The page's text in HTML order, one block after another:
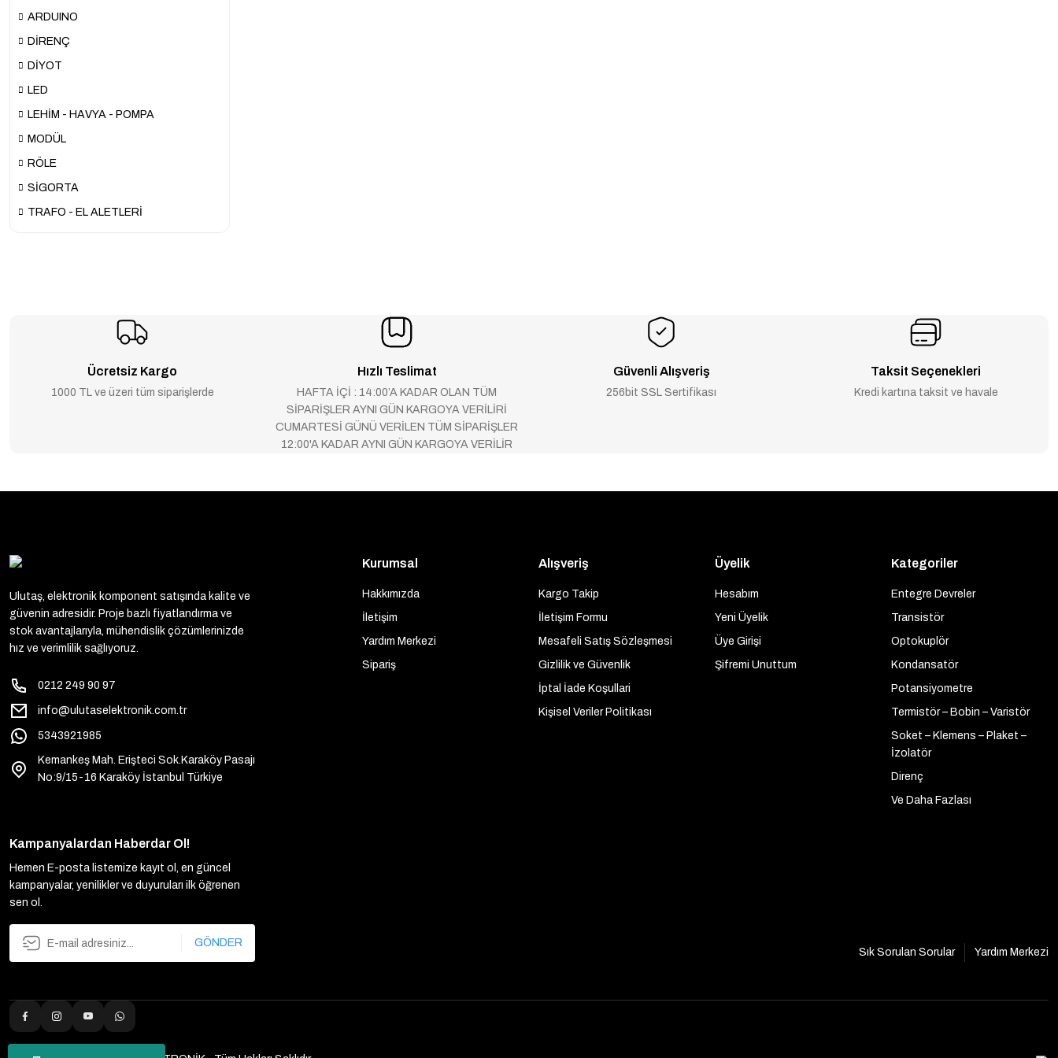
ARDUINO
DİRENÇ
DİYOT
LED
LEHİM - HAVYA - POMPA
MODÜL
RÖLE
SİGORTA
TRAFO - EL ALETLERİ
Ücretsiz Kargo
1000 TL ve üzeri tüm siparişlerde
Hızlı Teslimat
HAFTA İÇİ : 14:00’A KADAR OLAN TÜM
SİPARİŞLER AYNI GÜN KARGOYA VERİLİRİ
CUMARTESİ GÜNÜ VERİLEN TÜM SİPARİŞLER
12:00'A KADAR AYNI GÜN KARGOYA VERİLİR
Güvenli Alışveriş
256bit SSL Sertifikası
Taksit Seçenekleri
Kredi kartına taksit ve havale
Ulutaş, elektronik komponent satışında kalite ve
güvenin adresidir. Proje bazlı fiyatlandırma ve
stok avantajlarıyla, mühendislik çözümlerinizde
hız ve verimlilik sağlıyoruz.
0212 249 90 97
info@ulutaselektronik.com.tr
5343921985
Kemankeş Mah. Erişteci Sok.Karaköy Pasajı
No:9/15-16 Karaköy İstanbul Türkiye
Kurumsal
Hakkımızda
İletişim
Yardım Merkezi
Sipariş
Alışveriş
Kargo Takip
İletişim Formu
Mesafeli Satış Sözleşmesi
Gizlilik ve Güvenlik
İptal İade Koşullari
Kişisel Veriler Politikası
Üyelik
Hesabım
Yeni Üyelik
Üye Girişi
Şifremi Unuttum
Kategoriler
Entegre Devreler
Transistör
Optokuplör
Kondansatör
Potansiyometre
Termistör – Bobin – Varistör
Soket – Klemens – Plaket –
İzolatör
Direnç
Ve Daha Fazlası
Kampanyalardan Haberdar Ol!
Hemen E-posta listemize kayıt ol, en güncel
kampanyalar, yenilikler ve duyuruları ilk öğrenen
sen ol.
GÖNDER
Sık Sorulan Sorular
Yardım Merkezi